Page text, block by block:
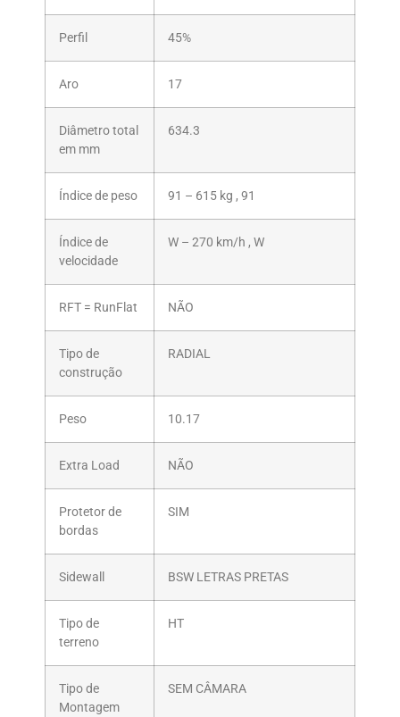
Perfil 45%
Aro 17
Diâmetro total
em mm
634.3
Índice de peso 91 – 615 kg , 91
Índice de
velocidade
W – 270 km/h , W
RFT = RunFlat NÃO
Tipo de
construção
RADIAL
Peso 10.17
Extra Load NÃO
Protetor de
bordas
SIM
Sidewall BSW LETRAS PRETAS
Tipo de
terreno
HT
Tipo de
Montagem
SEM CÂMARA